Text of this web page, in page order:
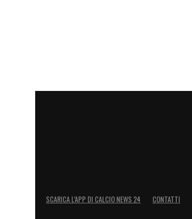
SCARICA L’APP DI CALCIO NEWS 24 CONTATTI